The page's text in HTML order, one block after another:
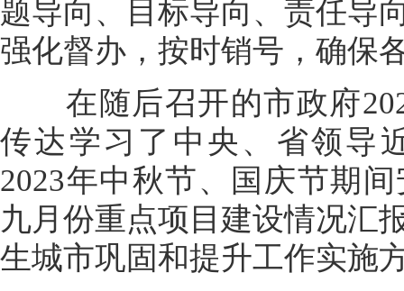
题导向、目标导向、责任导
强化督办，按时销号，确保
在随后召开的市政府
传达学习了中央、省领导
2023年中秋节、国庆节期
九月份重点项目建设情况汇
生城市巩固和提升工作实施